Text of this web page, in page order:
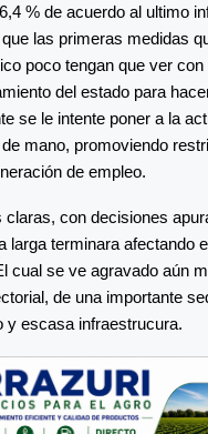
% de acuerdo al ultimo
las primeras medidas
poco tengan que ver con
del estado para
se le intente poner a la
mano, promoviendo
de empleo.
claras, con decisiones
larga terminara afectando
cual se ve agravado aún
de una importante
y escasa infraestrucura.